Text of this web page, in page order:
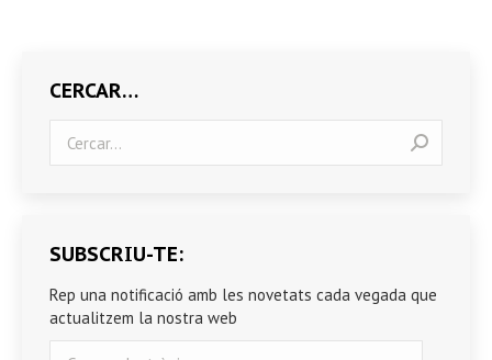
CERCAR…
SUBSCRIU-TE:
Rep una notificació amb les novetats cada vegada que
actualitzem la nostra web